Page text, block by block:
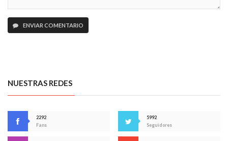
ENVIAR COMENTARIO
NUESTRAS REDES
2292
Fans
5992
Seguidores